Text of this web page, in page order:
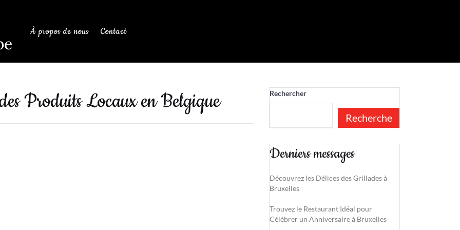
À propos de nous Contact
Produits Locaux en Belgique Rechercher
Recherche
Derniers messages
Découvrez les Délices des Grillades à
Bruxelles
Trouvez le Restaurant Idéal pour
Célébrer un Anniversaire à Bruxelles